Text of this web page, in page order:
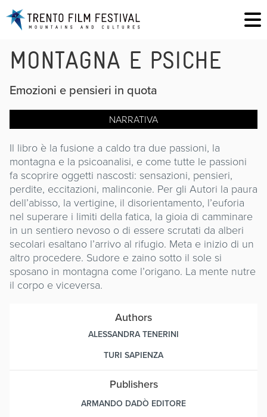
MONTAGNA E PSICHE
Emozioni e pensieri in quota
NARRATIVA
Il libro è la fusione a caldo tra due passioni, la
montagna e la psicoanalisi, e come tutte le passioni
fa scoprire oggetti nascosti: sensazioni, pensieri,
perdite, eccitazioni, malinconie. Per gli Autori la paura
dell’abisso, la vertigine, il disorientamento, l’euforia
nel superare i limiti della fatica, la gioia di camminare
in un sentiero nevoso o di essere scrutati da alberi
secolari esaltano l’arrivo al rifugio. Meta e inizio di un
altro procedere. Sudore e zaino sotto il sole si
sposano in montagna come l’origano. La mente nutre
il corpo e viceversa.
Authors
ALESSANDRA TENERINI
TURI SAPIENZA
Publishers
ARMANDO DADÒ EDITORE